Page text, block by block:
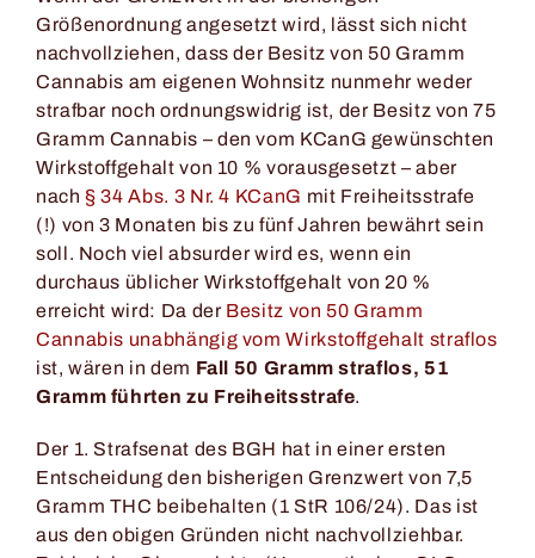
Größenordnung angesetzt wird, lässt sich nicht
nachvollziehen, dass der Besitz von 50 Gramm
Cannabis am eigenen Wohnsitz nunmehr weder
strafbar noch ordnungswidrig ist, der Besitz von 75
Gramm Cannabis – den vom KCanG gewünschten
Wirkstoffgehalt von 10 % vorausgesetzt – aber
nach§ 34 Abs. 3 Nr. 4 KCanG mit Freiheitsstrafe
(!) von 3 Monaten bis zu fünf Jahren bewährt sein
soll. Noch viel absurder wird es, wenn ein
durchaus üblicher Wirkstoffgehalt von 20 %
erreicht wird: Da der Besitz von 50 Gramm
Cannabis unabhängig vom Wirkstoffgehalt straflos
ist, wären in dem Fall 50 Gramm straflos, 51
Gramm führten zu Freiheitsstrafe.
Der 1. Strafsenat des BGH hat in einer ersten
Entscheidung den bisherigen Grenzwert von 7,5
Gramm THC beibehalten (1 StR 106/24). Das ist
aus den obigen Gründen nicht nachvollziehbar.